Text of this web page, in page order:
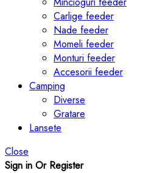
Carlige feeder
Nade feeder
Momeli feeder
Monturi feeder
Accesorii feeder
Camping
Diverse
Gratare
Lansete
Close
Sign in Or Register